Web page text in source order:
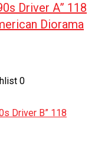
Driver A” 118
Diorama
0